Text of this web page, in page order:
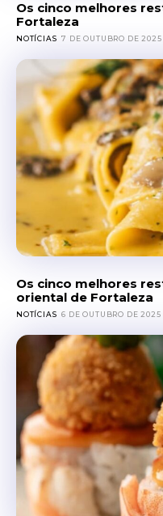
Os cinco melhores
Fortaleza
NOTÍCIAS 7 DE OUTUBRO DE 2025
Os cinco melhores
oriental de Fortaleza
NOTÍCIAS 6 DE OUTUBRO DE 2025